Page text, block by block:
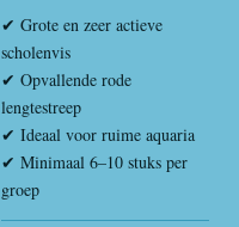
✔ Grote en zeer actieve
scholenvis
✔ Opvallende rode
lengtestreep
✔ Ideaal voor ruime aquaria
✔ Minimaal 6–10 stuks per
groep